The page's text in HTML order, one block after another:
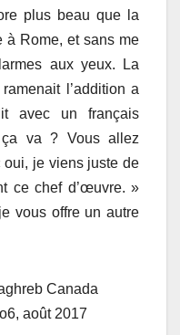
plus beau que la
à Rome, et sans me
aux yeux. La
l’addition a
avec un français
ça va ? Vous allez
je viens juste de
ce chef d’œuvre. »
vous offre un autre
Canada
août 2017